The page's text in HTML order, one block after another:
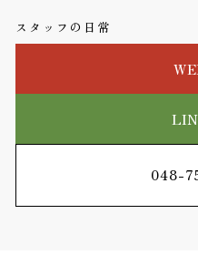
スタッフの日常
048-